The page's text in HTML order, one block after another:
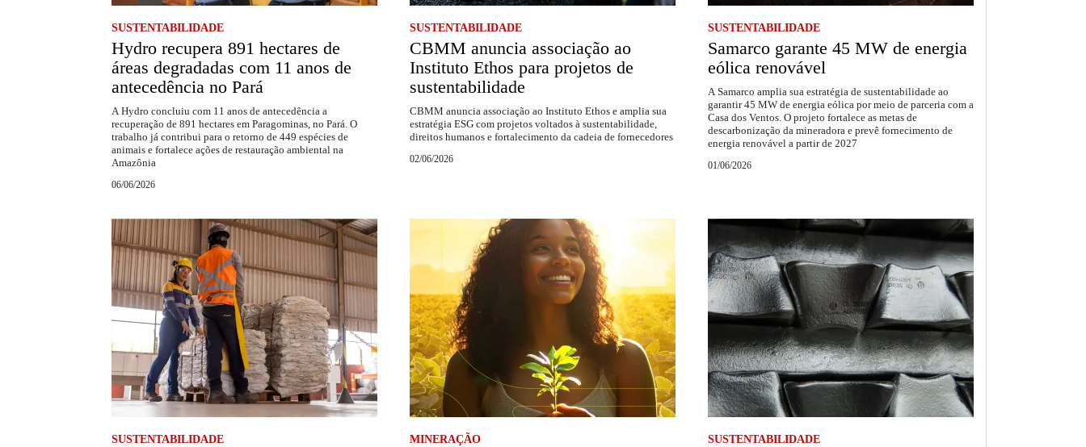
SUSTENTABILIDADE
Hydro recupera 891 hectares de
áreas degradadas com 11 anos de
antecedência no Pará
A Hydro concluiu com 11 anos de antecedência a
recuperação de 891 hectares em Paragominas, no Pará. O
trabalho já contribui para o retorno de 449 espécies de
animais e fortalece ações de restauração ambiental na
Amazônia
06/06/2026
SUSTENTABILIDADE
CBMM anuncia associação ao
Instituto Ethos para projetos de
sustentabilidade
CBMM anuncia associação ao Instituto Ethos e amplia sua
estratégia ESG com projetos voltados à sustentabilidade,
direitos humanos e fortalecimento da cadeia de fornecedores
02/06/2026
SUSTENTABILIDADE
Samarco garante 45 MW de energia
eólica renovável
A Samarco amplia sua estratégia de sustentabilidade ao
garantir 45 MW de energia eólica por meio de parceria com a
Casa dos Ventos. O projeto fortalece as metas de
descarbonização da mineradora e prevê fornecimento de
energia renovável a partir de 2027
01/06/2026
SUSTENTABILIDADE MINERAÇÃO SUSTENTABILIDADE